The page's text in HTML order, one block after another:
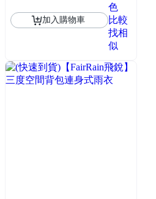
加入購物車
色
比較
找相
似